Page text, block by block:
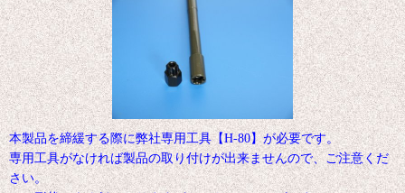
本製品を締緩する際に弊社専用工具【H-80】が必要です。
専用工具がなければ製品の取り付けが出来ませんので、ご注意くだ
さい。